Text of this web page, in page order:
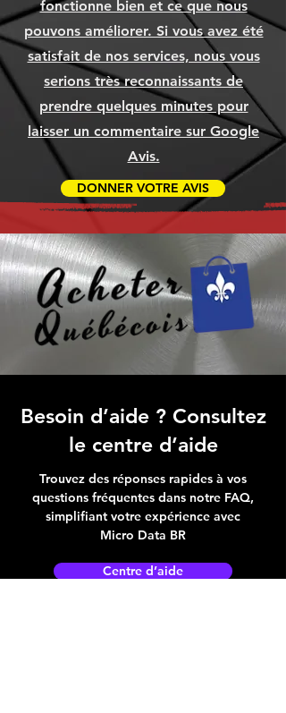
Ajouter au panier
Ajouter au panier
Ajouter au panier
Ajouter au panier
Ajouter au panier
Ajouter au panier
Ajouter au panier
Ajouter au panier
Ajouter au panier
fonctionne bien et ce que nous
pouvons améliorer. Si vous avez été
satisfait de nos services, nous vous
serions très reconnaissants de
prendre quelques minutes pour
laisser un commentaire sur Google
Avis.
DONNER VOTRE AVIS
Besoin d’aide ? Consultez
le centre d’aide
Trouvez des réponses rapides à vos
questions fréquentes dans notre FAQ,
simplifiant votre expérience avec
Micro Data BR
Centre d’aide